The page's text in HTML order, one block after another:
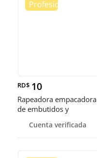
RD$ 10
Rapeadora empacadora
de embutidos y
Cuenta verificada